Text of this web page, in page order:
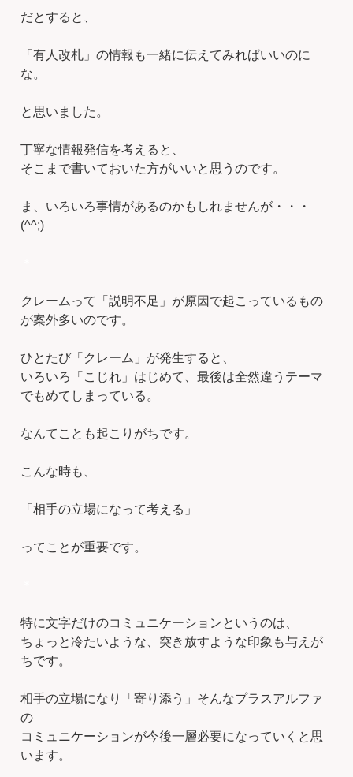
だとすると、
「有人改札」の情報も一緒に伝えてみればいいのに
な。
と思いました。
丁寧な情報発信を考えると、
そこまで書いておいた方がいいと思うのです。
ま、いろいろ事情があるのかもしれませんが・・・
(^^;)
クレームって「説明不足」が原因で起こっているもの
が案外多いのです。
ひとたび「クレーム」が発生すると、
いろいろ「こじれ」はじめて、最後は全然違うテーマ
でもめてしまっている。
なんてことも起こりがちです。
こんな時も、
「相手の立場になって考える」
ってことが重要です。
特に文字だけのコミュニケーションというのは、
ちょっと冷たいような、突き放すような印象も与えが
ちです。
相手の立場になり「寄り添う」そんなプラスアルファ
の
コミュニケーションが今後一層必要になっていくと思
います。